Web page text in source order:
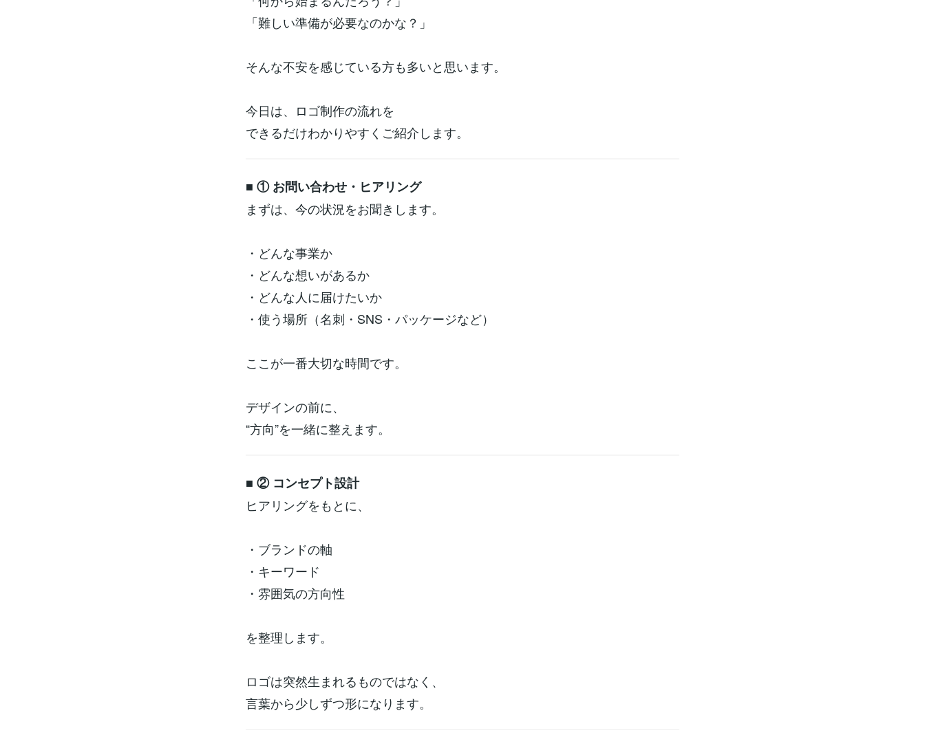
「難しい準備が必要なのかな？」
そんな不安を感じている方も多いと思います。
今日は、ロゴ制作の流れを
できるだけわかりやすくご紹介します。
■ ① お問い合わせ・ヒアリング
まずは、今の状況をお聞きします。
・どんな事業か
・どんな想いがあるか
・どんな人に届けたいか
・使う場所（名刺・SNS・パッケージなど）
ここが一番大切な時間です。
デザインの前に、
“方向”を一緒に整えます。
■ ② コンセプト設計
ヒアリングをもとに、
・ブランドの軸
・キーワード
・雰囲気の方向性
を整理します。
ロゴは突然生まれるものではなく、
言葉から少しずつ形になります。